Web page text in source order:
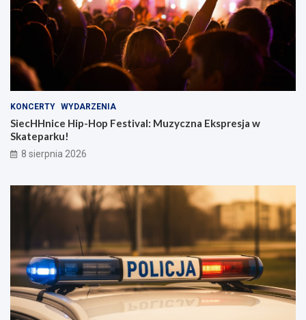
KONCERTY WYDARZENIA
SiecHHnice Hip-Hop Festival: Muzyczna Ekspresja w
Skateparku!
8 sierpnia 2026